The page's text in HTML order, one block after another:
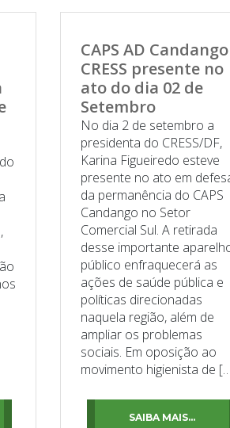
CAPS AD
CRESS presente no
ato do dia 02 de
Setembro
No dia 2 de setembro a
presidenta do CRESS/DF,
Karina Figueiredo esteve
presente no ato em
da permanência do CAPS
Candango no Setor
Comercial Sul. A retirada
desse importante
público enfraquecerá as
ações de saúde pública e
políticas direcionadas
naquela região, além de
ampliar os problemas
sociais. Em oposição ao
movimento higienista de
SAIBA MAIS...